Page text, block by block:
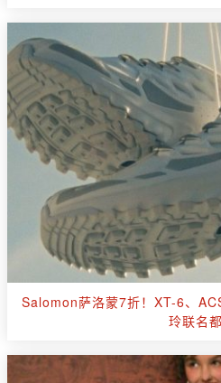
Salomon萨洛蒙7折！XT-6、
玲联名